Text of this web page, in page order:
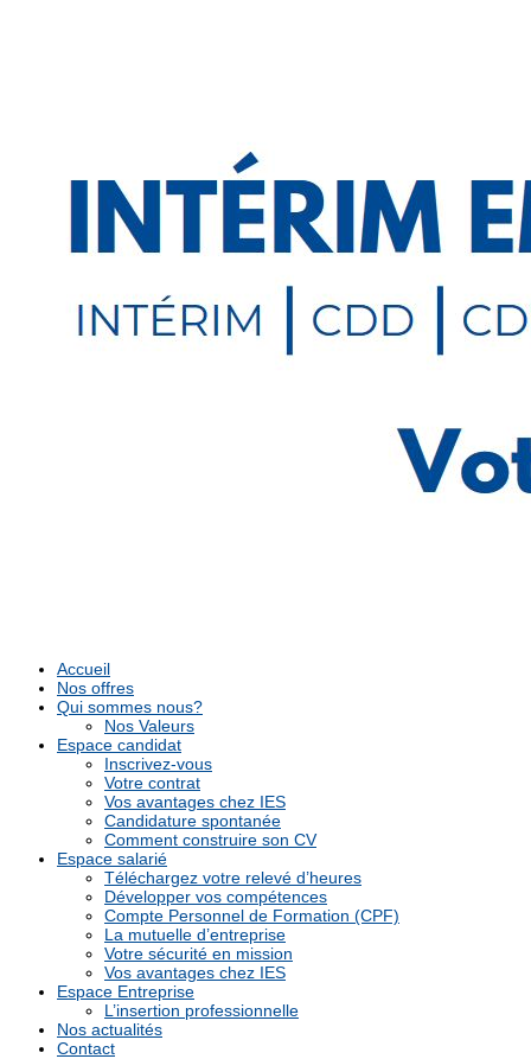
Accueil
Nos offres
Qui sommes nous?
Nos Valeurs
Espace candidat
Inscrivez-vous
Votre contrat
Vos avantages chez IES
Candidature spontanée
Comment construire son CV
Espace salarié
Téléchargez votre relevé d’heures
Développer vos compétences
Compte Personnel de Formation (CPF)
La mutuelle d’entreprise
Votre sécurité en mission
Vos avantages chez IES
Espace Entreprise
L’insertion professionnelle
Nos actualités
Contact